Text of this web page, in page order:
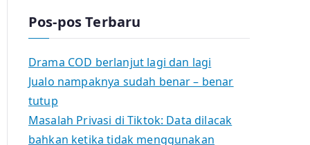
Pos-pos Terbaru
Drama COD berlanjut lagi dan lagi
Jualo nampaknya sudah benar – benar
tutup
Masalah Privasi di Tiktok: Data dilacak
bahkan ketika tidak menggunakan